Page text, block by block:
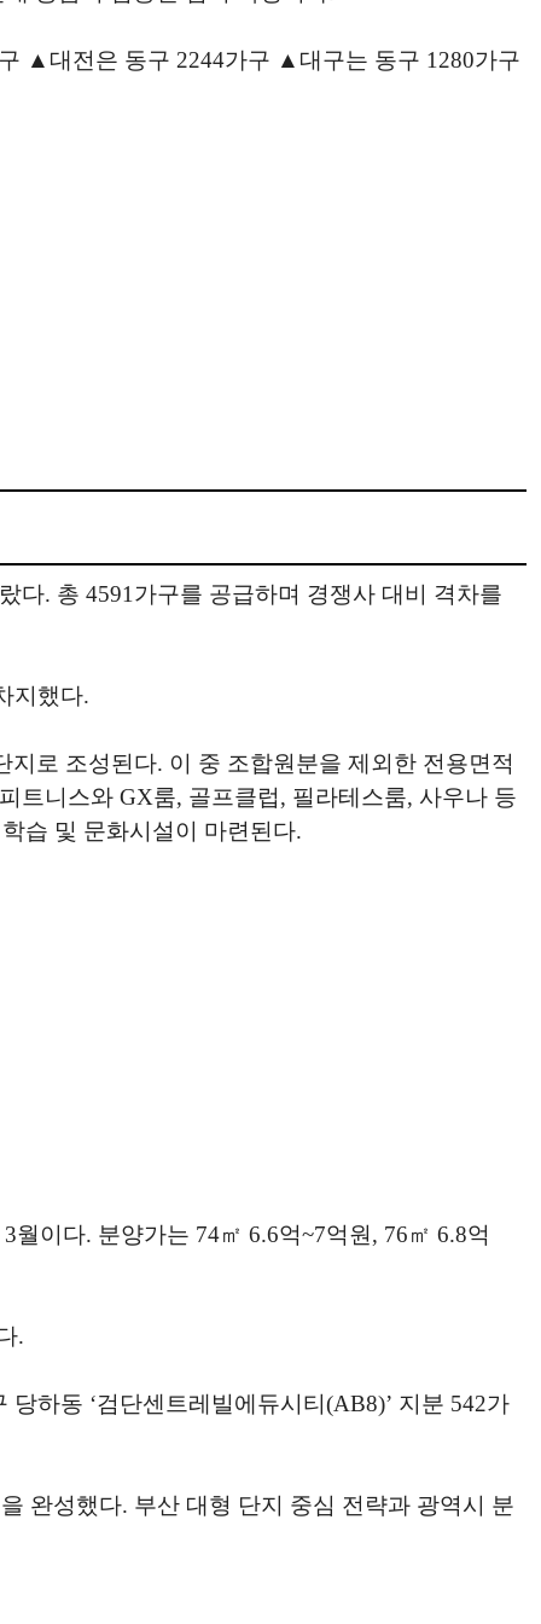
▲대전은 동구 2244가구 ▲대구는 동구 1280가구
다. 총 4591가구를 공급하며 경쟁사 대비 격차를
지했다.
로 조성된다. 이 중 조합원분을 제외한 전용면적
트니스와 GX룸, 골프클럽, 필라테스룸, 사우나 등
습 및 문화시설이 마련된다.
이다. 분양가는 74㎡ 6.6억~7억원, 76㎡ 6.8억
.
하동 ‘검단센트레빌에듀시티(AB8)’ 지분 542가
완성했다. 부산 대형 단지 중심 전략과 광역시 분